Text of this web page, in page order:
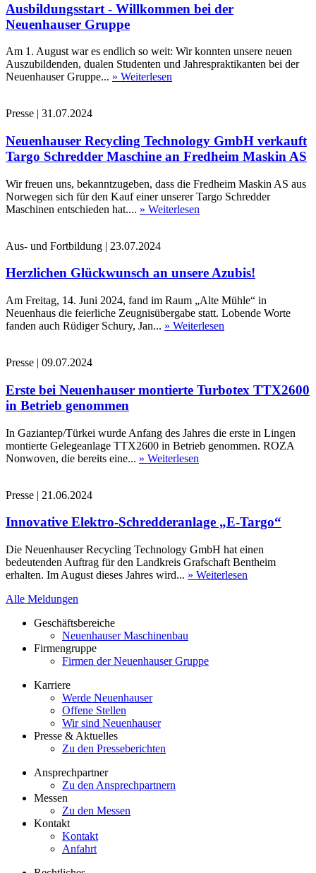
Ausbildungsstart - Willkommen bei der
Neuenhauser Gruppe
Am 1. August war es endlich so weit: Wir konnten unsere neuen
Auszubildenden, dualen Studenten und Jahrespraktikanten bei der
Neuenhauser Gruppe... » Weiterlesen
Presse | 31.07.2024
Neuenhauser Recycling Technology GmbH verkauft
Targo Schredder Maschine an Fredheim Maskin AS
Wir freuen uns, bekanntzugeben, dass die Fredheim Maskin AS aus
Norwegen sich für den Kauf einer unserer Targo Schredder
Maschinen entschieden hat.... » Weiterlesen
Aus- und Fortbildung | 23.07.2024
Herzlichen Glückwunsch an unsere Azubis!
Am Freitag, 14. Juni 2024, fand im Raum „Alte Mühle“ in
Neuenhaus die feierliche Zeugnisübergabe statt. Lobende Worte
fanden auch Rüdiger Schury, Jan... » Weiterlesen
Presse | 09.07.2024
Erste bei Neuenhauser montierte Turbotex TTX2600
in Betrieb genommen
In Gaziantep/Türkei wurde Anfang des Jahres die erste in Lingen
montierte Gelegeanlage TTX2600 in Betrieb genommen. ROZA
Nonwoven, die bereits eine... » Weiterlesen
Presse | 21.06.2024
Innovative Elektro-Schredderanlage „E-Targo“
Die Neuenhauser Recycling Technology GmbH hat einen
bedeutenden Auftrag für den Landkreis Grafschaft Bentheim
erhalten. Im August dieses Jahres wird... » Weiterlesen
Alle Meldungen
Geschäftsbereiche
Neuenhauser Maschinenbau
Firmengruppe
Firmen der Neuenhauser Gruppe
Karriere
Werde Neuenhauser
Offene Stellen
Wir sind Neuenhauser
Presse & Aktuelles
Zu den Presseberichten
Ansprechpartner
Zu den Ansprechpartnern
Messen
Zu den Messen
Kontakt
Kontakt
Anfahrt